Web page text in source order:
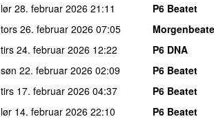
lør 28. februar 2026 21:11
P6 Beatet
tors 26. februar 2026 07:05
tirs 24. februar 2026 12:22
P6 DNA
søn 22. februar 2026 02:09
P6 Beatet
tirs 17. februar 2026 04:37
P6 Beatet
lør 14. februar 2026 22:10
P6 Beatet